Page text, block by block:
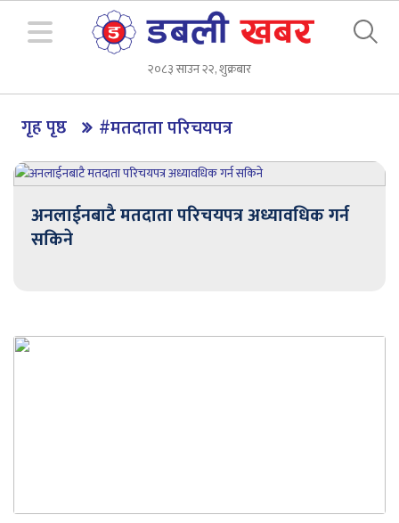
२०८३ साउन २२, शुक्रबार
गृह पृष्ठ #मतदाता परिचयपत्र
अनलाईनबाटै मतदाता परिचयपत्र अध्यावधिक गर्न
सकिने